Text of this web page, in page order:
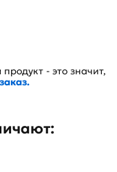
- это значит,